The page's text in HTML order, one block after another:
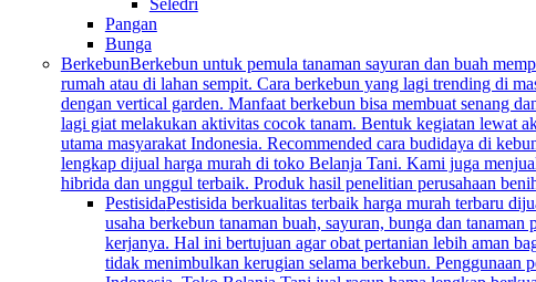
Seledri
Pangan
Bunga
BerkebunBerkebun untuk pemula tanaman sayuran dan buah
rumah atau di lahan sempit. Cara berkebun yang lagi trending di
dengan vertical garden. Manfaat berkebun bisa membuat senang
lagi giat melakukan aktivitas cocok tanam. Bentuk kegiatan lewat
utama masyarakat Indonesia. Recommended cara budidaya di
lengkap dijual harga murah di toko Belanja Tani. Kami juga
hibrida dan unggul terbaik. Produk hasil penelitian perusahaan
PestisidaPestisida berkualitas terbaik harga murah terbaru
usaha berkebun tanaman buah, sayuran, bunga dan
kerjanya. Hal ini bertujuan agar obat pertanian lebih aman
tidak menimbulkan kerugian selama berkebun. Penggunaan